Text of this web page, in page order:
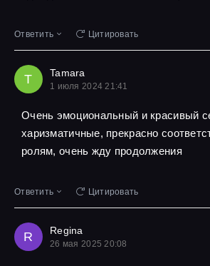
Ответить Цитировать
T Tamara
1 июля 2024 21:41
Очень эмоциональный и красивый
харизматичные, прекрасно
ролям, очень жду продолжения
Ответить Цитировать
R Regina
26 мая 2025 20:08